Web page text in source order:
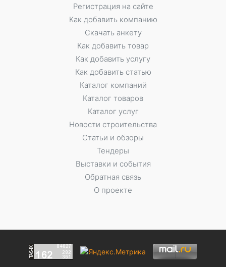
Регистрация на сайте
Как добавить компанию
Скачать анкету
Как добавить товар
Как добавить услугу
Как добавить статью
Каталог компаний
Каталог товаров
Каталог услуг
Новости строительства
Статьи и обзоры
Тендеры
Выставки и события
Обратная связь
О проекте